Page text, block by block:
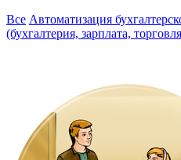
Все Автоматизация
(бухгалтерия, зарплата,